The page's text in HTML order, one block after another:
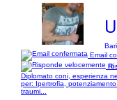
Email
Diplomato coni, esperienza
per: Ipertrofia,
traumi...